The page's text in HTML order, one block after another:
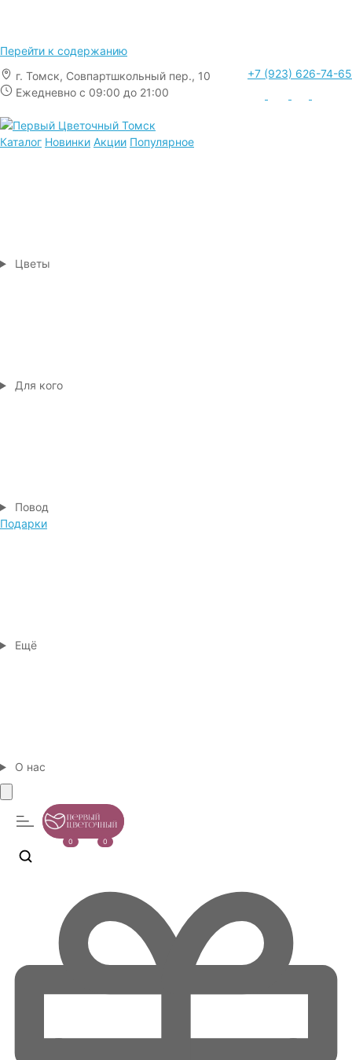
Перейти к содержанию
г. Томск, Совпартшкольный пер., 10
Ежедневно с 09:00 до 21:00
+7 (923) 626-74-65
Каталог Новинки Акции Популярное
Цветы
Для кого
Повод
Подарки
Ещё
О нас
0 0